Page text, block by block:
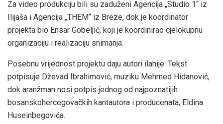
Za video produkciju bili su zaduženi Agencija „Studio 1“ iz
Ilijaša i Agencija „THEM“ iz Breze, dok je koordinator
projekta bio Ensar Gobeljić, koji je koordinirao cjelokupnu
organizaciju i realizaciju snimanja.
Posebnu vrijednost projektu daju autori ilahije. Tekst
potpisuje Dževad Ibrahimović, muziku Mehmed Hidanović,
dok aranžman nosi potpis jednog od najpoznatijih
bosanskohercegovačkih kantautora i producenata, Eldina
Huseinbegovića.